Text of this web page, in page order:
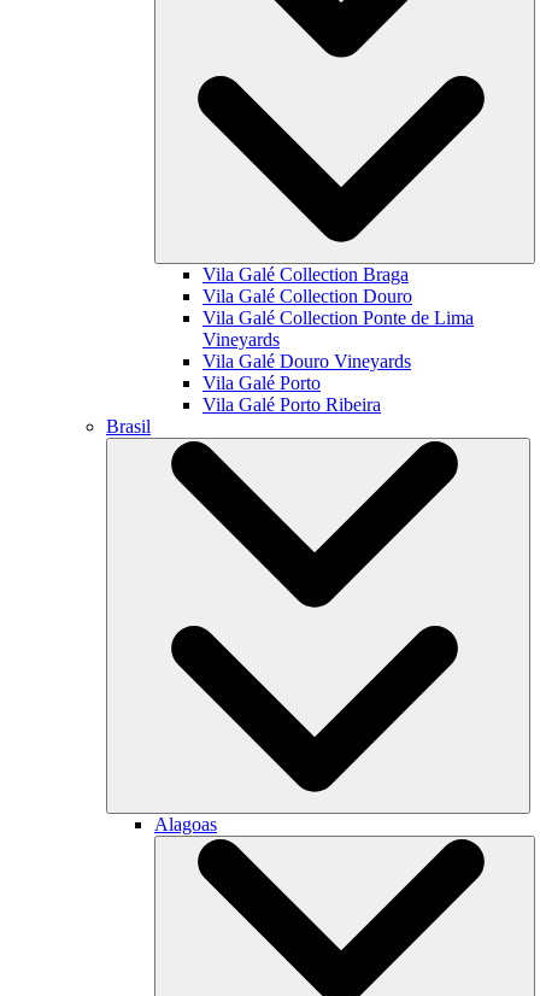
Vila Galé Collection Braga
Vila Galé Collection Douro
Vila Galé Collection Ponte de Lima
Vineyards
Vila Galé Douro Vineyards
Vila Galé Porto
Vila Galé Porto Ribeira
Brasil
Alagoas